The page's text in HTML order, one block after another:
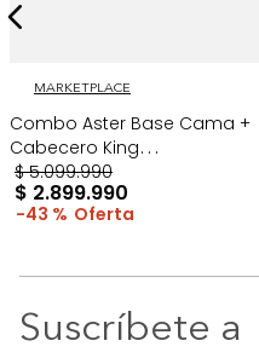
MARKETPLACE
Combo Aster Base Cama +
Cabecero King
Taupe/Madera
$ 5.099.990
$ 2.899.990
43 %
Suscríbete a